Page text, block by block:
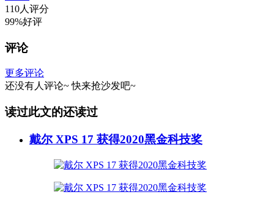
110人评分
99%好评
评论
更多评论
还没有人评论~ 快来抢沙发吧~
读过此文的还读过
戴尔 XPS 17 获得2020黑金科技奖